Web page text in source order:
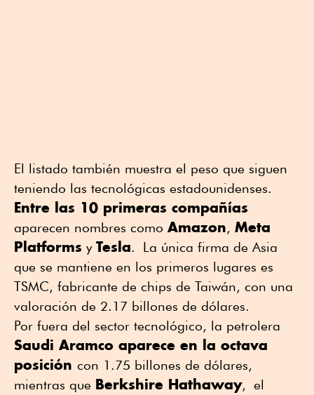
El listado también muestra el peso que siguen
teniendo las tecnológicas estadounidenses.
Entre las 10 primeras compañías
aparecen nombres como Amazon, Meta
Platforms y Tesla. La única firma de Asia
que se mantiene en los primeros lugares es
TSMC, fabricante de chips de Taiwán, con una
valoración de 2.17 billones de dólares.
Por fuera del sector tecnológico, la petrolera
Saudi Aramco aparece en la octava
posición con 1.75 billones de dólares,
mientras que Berkshire Hathaway, el